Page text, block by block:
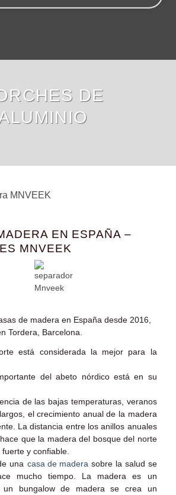
DE
EN ESPAÑA –
MNVEEK
de madera en España desde 2016,
Tordera, Barcelona.
está considerada la mejor para la
del abeto nórdico está en su
de las bajas temperaturas, veranos
el crecimiento anual de la madera
La distancia entre los anillos anuales
que la madera del bosque del norte
y confiable.
una casa de madera sobre la salud se
mucho tiempo. La madera es un
un bungalow de madera se crea un